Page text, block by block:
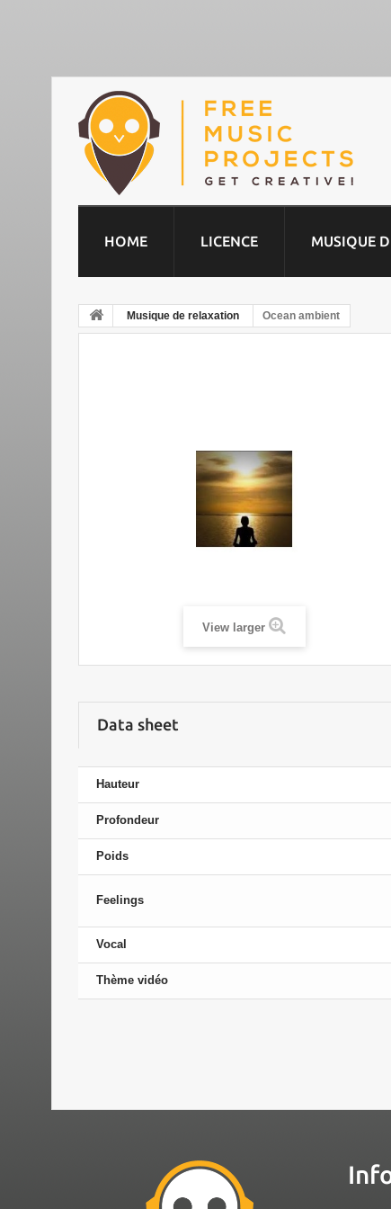
HOME LICENCE MUSIQUE
Musique de relaxation Ocean ambient
View larger
Data sheet
Hauteur
Profondeur
Poids
Feelings
Vocal
Thème vidéo